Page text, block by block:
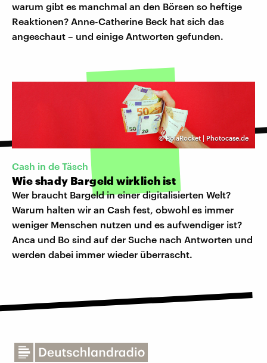
warum gibt es manchmal an den Börsen so heftige
Reaktionen? Anne-Catherine Beck hat sich das
angeschaut – und einige Antworten gefunden.
©PolaRocket | Photocase.de
Cash in de Täsch
Wie shady Bargeld wirklich ist
Wer braucht Bargeld in einer digitalisierten Welt?
Warum halten wir an Cash fest, obwohl es immer
weniger Menschen nutzen und es aufwendiger ist?
Anca und Bo sind auf der Suche nach Antworten und
werden dabei immer wieder überrascht.